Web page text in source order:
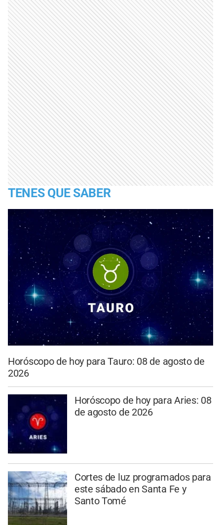
TENES QUE SABER
Horóscopo de hoy para Tauro: 08 de agosto de
2026
Horóscopo de hoy para Aries: 08
de agosto de 2026
Cortes de luz programados para
este sábado en Santa Fe y
Santo Tomé